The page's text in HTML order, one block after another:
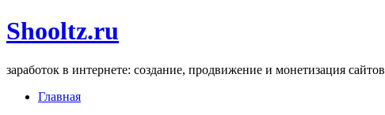
Shooltz.ru
заработок в интернете: создание, продвижение и монетизация сайтов
Главная